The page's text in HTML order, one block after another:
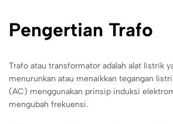
Pengertian Trafo
Trafo atau transformator adalah alat listrik
menurunkan atau menaikkan tegangan
(AC) menggunakan prinsip induksi
mengubah frekuensi.